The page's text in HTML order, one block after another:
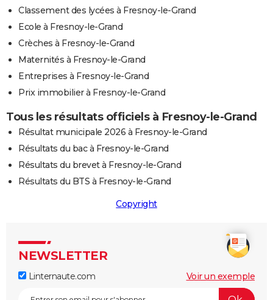
Classement des lycées à Fresnoy-le-Grand
Ecole à Fresnoy-le-Grand
Crèches à Fresnoy-le-Grand
Maternités à Fresnoy-le-Grand
Entreprises à Fresnoy-le-Grand
Prix immobilier à Fresnoy-le-Grand
Tous les résultats officiels à Fresnoy-le-Grand
Résultat municipale 2026 à Fresnoy-le-Grand
Résultats du bac à Fresnoy-le-Grand
Résultats du brevet à Fresnoy-le-Grand
Résultats du BTS à Fresnoy-le-Grand
Copyright
NEWSLETTER
Linternaute.com Voir un exemple